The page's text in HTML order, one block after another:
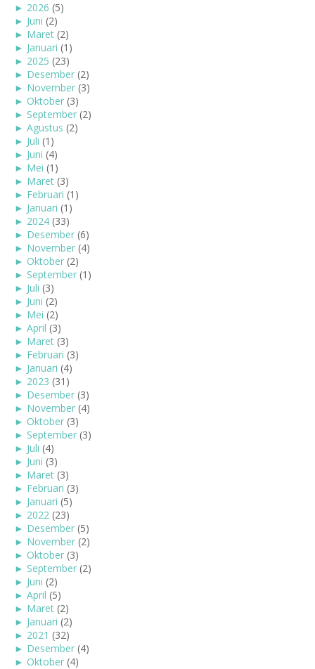
► 2026 (5)
► Juni (2)
► Maret (2)
► Januari (1)
► 2025 (23)
► Desember (2)
► November (3)
► Oktober (3)
► September (2)
► Agustus (2)
► Juli (1)
► Juni (4)
► Mei (1)
► Maret (3)
► Februari (1)
► Januari (1)
► 2024 (33)
► Desember (6)
► November (4)
► Oktober (2)
► September (1)
► Juli (3)
► Juni (2)
► Mei (2)
► April (3)
► Maret (3)
► Februari (3)
► Januari (4)
► 2023 (31)
► Desember (3)
► November (4)
► Oktober (3)
► September (3)
► Juli (4)
► Juni (3)
► Maret (3)
► Februari (3)
► Januari (5)
► 2022 (23)
► Desember (5)
► November (2)
► Oktober (3)
► September (2)
► Juni (2)
► April (5)
► Maret (2)
► Januari (2)
► 2021 (32)
► Desember (4)
► Oktober (4)